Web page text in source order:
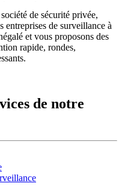
de sécurité privée,
entreprises de surveillance à
et vous proposons des
rapide, rondes,
de notre